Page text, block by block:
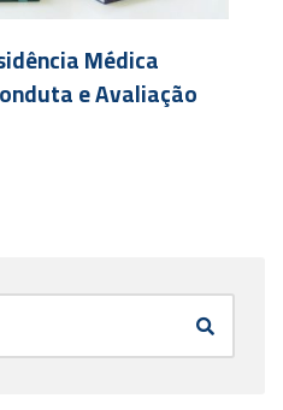
Médica
e Avaliação